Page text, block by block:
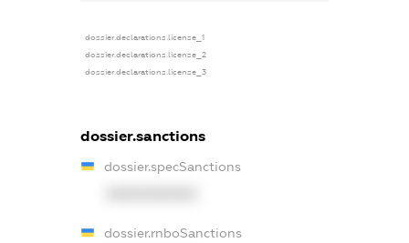
dossier.declarations.license_1
dossier.declarations.license_2
dossier.declarations.license_3
dossier.sanctions
dossier.specSanctions
dossier.rnboSanctions